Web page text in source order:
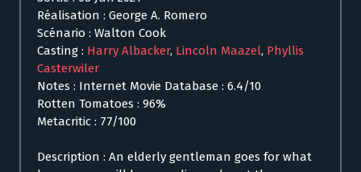
Réalisation : George A. Romero
Scénario : Walton Cook
Casting : Harry Albacker, Lincoln Maazel, Phyllis
Casterwiler
Notes : Internet Movie Database : 6.4/10
Rotten Tomatoes : 96%
Metacritic : 77/100
Description : An elderly gentleman goes for what